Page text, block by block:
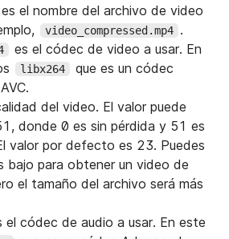
es el nombre del archivo de video
video_compressed.mp4 .
es el códec de video a usar. En
libx264
que es un códec
del video. El valor puede
donde 0 es sin pérdida y 51 es
valor por defecto es 23. Puedes
bajo para obtener un video de
el tamaño del archivo será más
el códec de audio a usar. En este